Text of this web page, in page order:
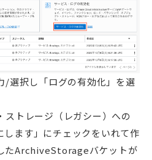
/選択し「ログの有効化」を選
ストレージ（レガシー）への
します」にチェックをいれて作
たArchiveStorageバケットが